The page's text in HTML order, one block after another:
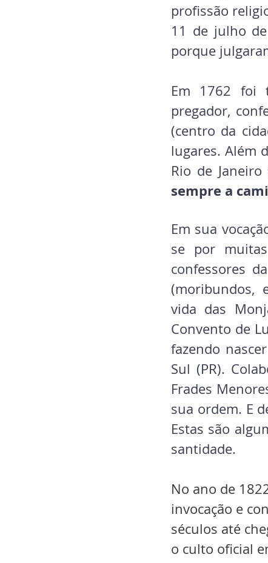
profissão
11 de julho
porque
Em 1762 foi
pregador,
(centro da
lugares. Além
Rio de
sempre a
Em sua
se por
confessores
(moribundos,
vida das
Convento de
fazendo
Sul (PR).
Frades
sua ordem. E
Estas são
santidade.
No ano de
invocação e
séculos até
o culto oficial